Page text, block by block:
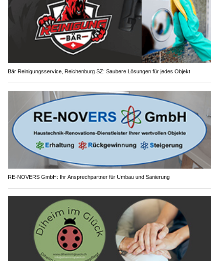
Bär Reinigungsservice, Reichenburg SZ: Saubere Lösungen für jedes Objekt
RE-NOVERS GmbH: Ihr Ansprechpartner für Umbau und Sanierung